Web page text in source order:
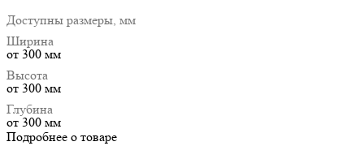
Доступны размеры, мм
Ширина
от 300 мм
Высота
от 300 мм
Глубина
от 300 мм
Подробнее о товаре